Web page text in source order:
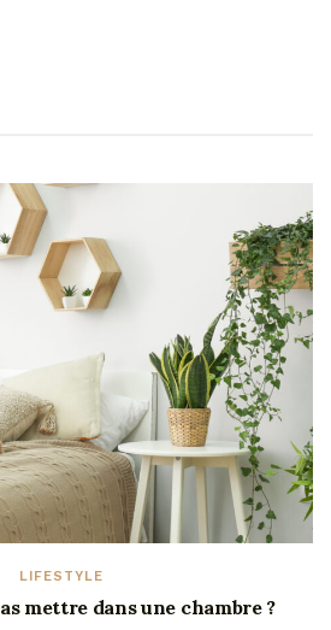
LIFESTYLE
mettre dans une chambre ?